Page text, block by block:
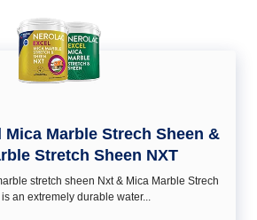
Mica Marble Strech Sheen &
Stretch Sheen NXT
stretch sheen Nxt & Mica Marble Strech
an extremely durable water...